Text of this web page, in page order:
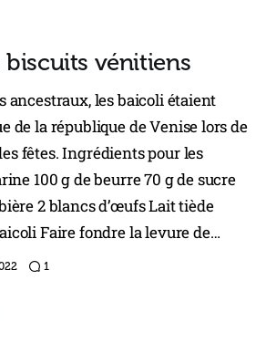
biscuits vénitiens
ancestraux, les baicoli étaient
de la république de Venise lors de
fêtes. Ingrédients pour les
100 g de beurre 70 g de sucre
2 blancs d’œufs Lait tiède
Faire fondre la levure de…
1